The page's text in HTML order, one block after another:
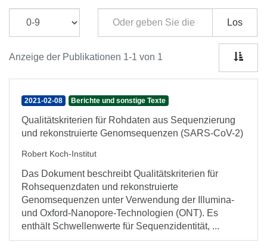
Los
Anzeige der Publikationen 1-1 von 1
2021-02-08 Berichte und sonstige Texte
Qualitätskriterien für Rohdaten aus Sequenzierung
und rekonstruierte Genomsequenzen (SARS-CoV-2)
Robert Koch-Institut
Das Dokument beschreibt Qualitätskriterien für
Rohsequenzdaten und rekonstruierte
Genomsequenzen unter Verwendung der Illumina-
und Oxford-Nanopore-Technologien (ONT). Es
enthält Schwellenwerte für Sequenzidentität, ...